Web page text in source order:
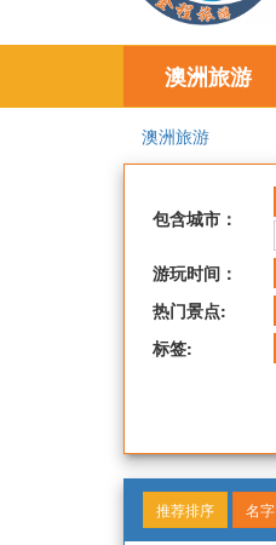
澳洲旅游
澳洲旅游
包含城市：
游玩时间：
热门景点:
标签:
推荐排序 名字